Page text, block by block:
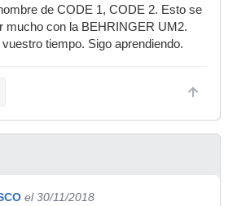
de CODE 1, CODE 2. Esto se
mucho con la BEHRINGER UM2.
tiempo. Sigo aprendiendo.
el 30/11/2018